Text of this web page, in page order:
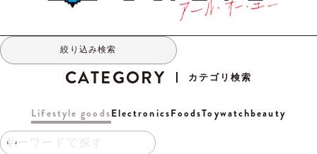
絞り込み検索
CATEGORY カテゴリ検索
Lifestyle goodsElectronicsFoodsToywatchbeauty